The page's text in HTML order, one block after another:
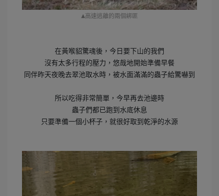
▴高速逃離的兩個綁匪
在黃喉貂驚魂後，今日要下山的我們
沒有太多行程的壓力，悠哉地開始準備早餐
同伴昨天夜晚去翠池取水時，被水面滿滿的蟲子給驚嚇到
所以吃得非常簡單，今早再去池邊時
蟲子們都已跑到水底休息
只要準備一個小杯子，就很好取到乾淨的水源